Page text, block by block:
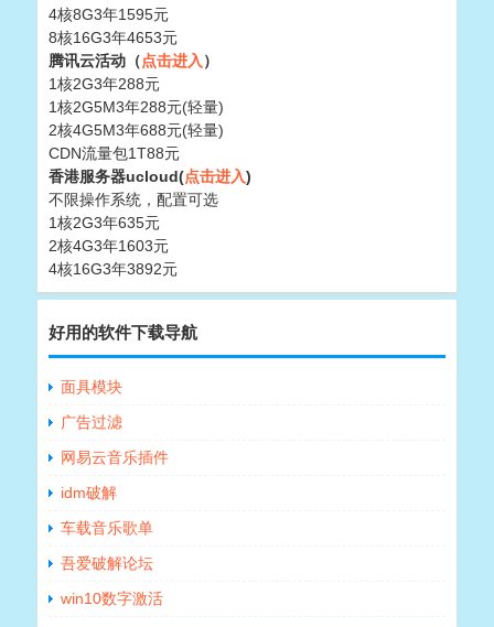
4核8G3年1595元
8核16G3年4653元
腾讯云活动（点击进入）
1核2G3年288元
1核2G5M3年288元(轻量)
2核4G5M3年688元(轻量)
CDN流量包1T88元
香港服务器ucloud(点击进入)
不限操作系统，配置可选
1核2G3年635元
2核4G3年1603元
4核16G3年3892元
好用的软件下载导航
面具模块
广告过滤
网易云音乐插件
idm破解
车载音乐歌单
吾爱破解论坛
win10数字激活